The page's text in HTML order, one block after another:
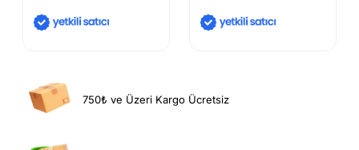
750₺ ve Üzeri Kargo Ücretsiz